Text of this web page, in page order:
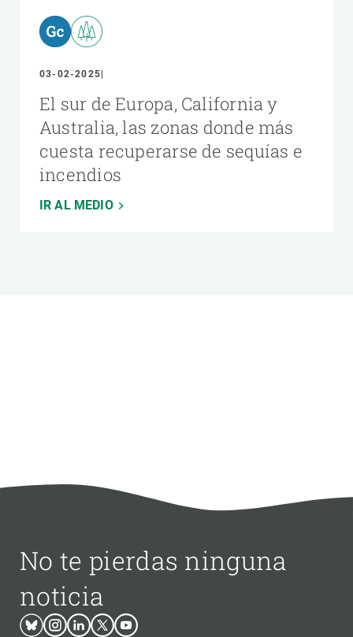
03-02-2025
El sur de Europa, California y
Australia, las zonas donde más
cuesta recuperarse de sequías e
incendios
IR AL MEDIO
No te pierdas ninguna
noticia
BlueskyInstagram
LinkedinTwitterYoutube